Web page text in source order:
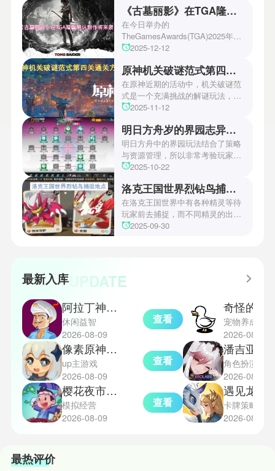
《古墓丽影》在TGA隆重确认新作将来袭！
在今日举办的
TheGamesAwards(TGA)2025年度
游戏颁奖典礼中，古墓丽影系列公
场资讯让众多玩家们都非常期待！
本次官方也宣布游戏将于2027年登
陆PS5、Xbox以及PC平台！有兴
趣的玩家们可以继续留守鲶鱼网！
2025-12-12
原神机关破谜范式第四关通关方法
在原神近期的活动中，机关破谜范
式是一个充满挑战的解谜玩法，其
中第四关是许多玩家遇到困难的地
机关破谜范式第四关通关方法，助
玩家们能够顺利通关！有兴趣的玩
家们快来一起看看吧！
2025-11-12
明日方舟岁的界园志异攻略
明日方舟中的界园玩法结合了策略
与资源管理，所以非常考验玩家的
操作和规划能力。游戏里拥有先
丰富多样的角色体系足以满足不同
战术需求。电表倒转是界园中的核
心挑战之一，玩家需合理利用通宝
和特殊钱币进行资源转换。明日方
乐趣和探索深度，丰富了玩家的游
2025-10-22
洛克王国世界烈钻鸟捕捉地点
在洛克王国世界中有各种精灵等待
玩家前去捕捉，而不同精灵的出现
地点和捕捉方式也各不相同。有少
2025-09-30
最新入库UPDATE
阿拉丁神灯猜人名
休闲益智
2026-08-09
查看
像素原神免费版
up主游戏
2026-08-09
查看
樱花夜市单机版
模拟经营
2026-08-09
查看
宠物养成
2026-08-09
角色扮演
2026-08-09
卡牌策略
2026-08-09
最热评价